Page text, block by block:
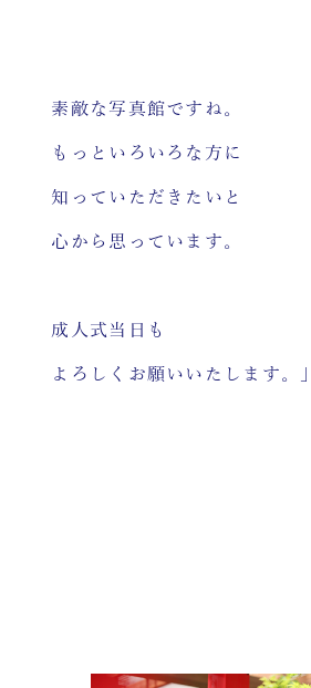
素敵な写真館ですね。
もっといろいろな方に
知っていただきたいと
心から思っています。
成人式当日も
よろしくお願いいたします。」